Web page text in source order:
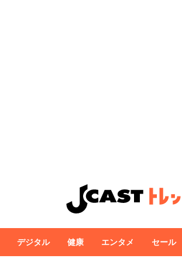
デジタル 健康 エンタメ セール